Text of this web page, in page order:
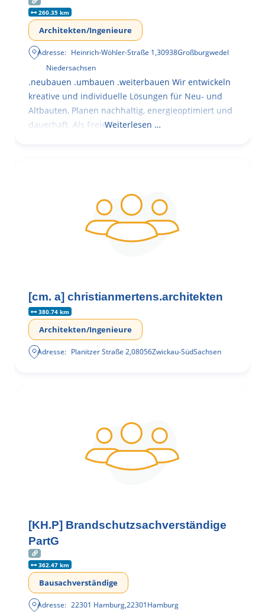
260.35 km
Architekten/Ingenieure
Adresse: Heinrich-Wöhler-Straße 1,30938Großburgwedel
Niedersachsen
.neubauen .umbauen .weiterbauen Wir entwickeln
kreative und individuelle Lösungen für Neu- und
Altbauten, Planen nachhaltig, energieoptimiert und
dauerhaft. Als FreieWeiterlesen …
[cm. a] christianmertens.architekten
380.74 km
Architekten/Ingenieure
Adresse: Planitzer Straße 2,08056Zwickau-SüdSachsen
[KH.P] Brandschutzsachverständige
PartG
362.47 km
Bausachverständige
Adresse: 22301 Hamburg,22301Hamburg